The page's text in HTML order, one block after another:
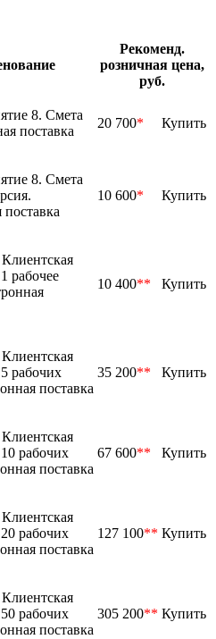
Рекоменд.
розничная цена,
руб.
8. Смета
поставка
20 700* Купить
8. Смета
10 600* Купить
рабочее
10 400** Купить
рабочих
поставка
35 200** Купить
рабочих
поставка
67 600** Купить
рабочих
поставка
127 100** Купить
рабочих
поставка
305 200** Купить